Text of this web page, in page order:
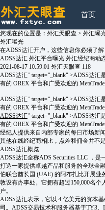
首页
您现在的位置是： 外汇天眼查 > 外汇曝
外汇曝光
在ADSS达汇开户，这些信息你必须了解
ADSS达汇 外汇平台曝光 外汇经纪商动
2021-08-17 10:59:01 外汇天眼查 118
ADSS达汇" target="_blank" >ADSS达
有的 OREX 平台和广受欢迎的
ADSS达汇" target="_blank" >ADSS达
有的 OREX 平台和广受欢迎的
ADSS达汇" target="_blank" >ADSS达
有的 OREX 平台和广受欢迎的
经纪人提供来自内部专家的每日市场新
其他在线经纪商相比，点差和佣金并不是
ADSS达汇概览
ADSS达汇全称ADS Securities LLC ，
打造一家提供卓越产品和服务的全球金
伯联合酋长国 (UAE) 的阿布扎比开展
敦设有办事处。它拥有超过150,000名
户。
ADSS达汇表示，它以 4 亿美元的资本
司。ADSS交易技术和服务器基于TY3